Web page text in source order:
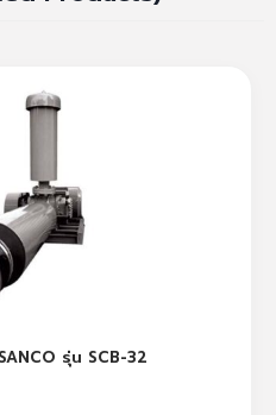
รุ่น SCB-32